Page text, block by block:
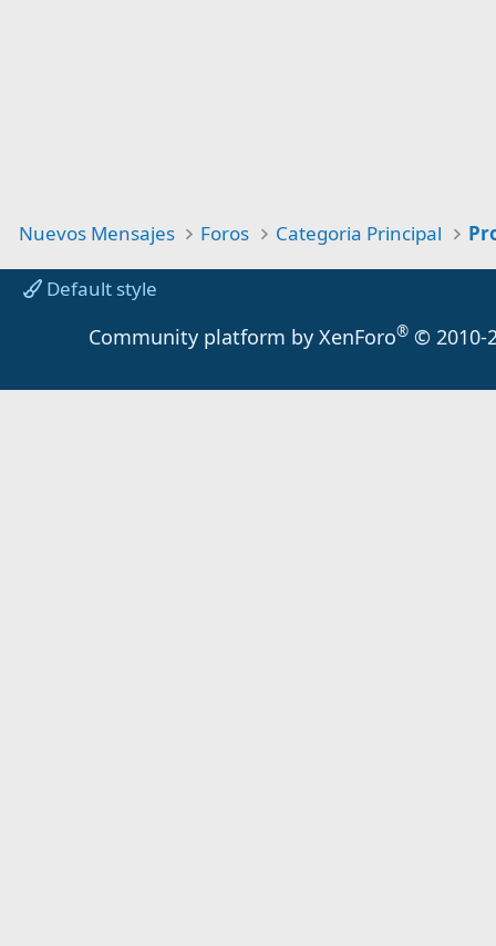
Nuevos Mensajes Foros Categoria Principal
Default style
Community platform by XenForo® © 2010-